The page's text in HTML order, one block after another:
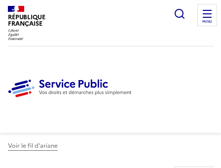
RÉPUBLIQUE
FRANÇAISE
Ouvrir
MENU
Voir le fil d'ariane